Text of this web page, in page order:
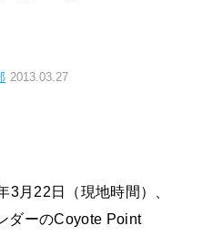
2013.03.27
3月22日（現地時間）、
ダーのCoyote Point